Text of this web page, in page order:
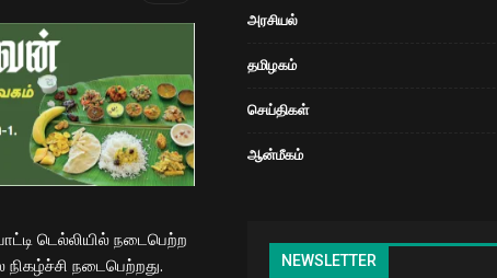
டெல்லியில் நடைபெற்ற
நடைபெற்றது.
அரசியல்
தமிழகம்
செய்திகள்
ஆன்மீகம்
NEWSLETTER